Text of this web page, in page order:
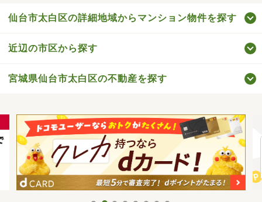
仙台市太白区の詳細地域からマンション物件を探す
近辺の市区から探す
宮城県仙台市太白区の不動産を探す